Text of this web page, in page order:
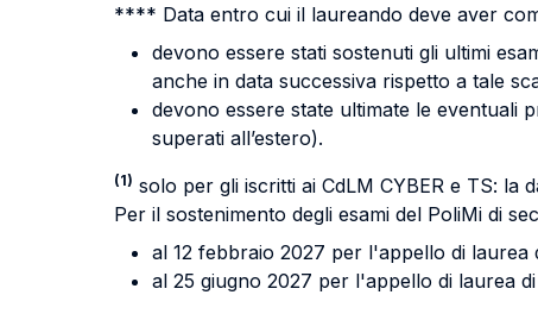
**** Data entro cui il laureando deve aver
devono essere stati sostenuti gli ultimi
anche in data successiva rispetto a tale
devono essere state ultimate le eventuali
superati all’estero).
(1) solo per gli iscritti ai CdLM CYBER e TS: la
Per il sostenimento degli esami del PoliMi di
al 12 febbraio 2027 per l'appello di laurea
al 25 giugno 2027 per l'appello di laurea